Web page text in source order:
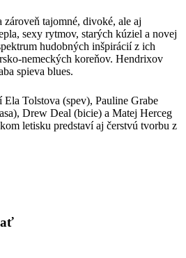
tajomné, divoké, ale aj
sexy rytmov, starých kúziel a novej
hudobných inšpirácií z ich
nemeckých koreňov. Hendrixov
spieva blues.
Tolstova (spev), Pauline Grabe
Drew Deal (bicie) a Matej Herceg
letisku predstaví aj čerstvú tvorbu z